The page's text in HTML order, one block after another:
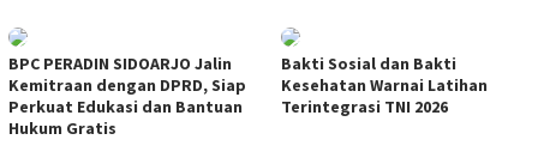
BPC PERADIN SIDOARJO Jalin
Kemitraan dengan DPRD, Siap
Perkuat Edukasi dan Bantuan
Hukum Gratis
Bakti Sosial dan Bakti
Kesehatan Warnai Latihan
Terintegrasi TNI 2026